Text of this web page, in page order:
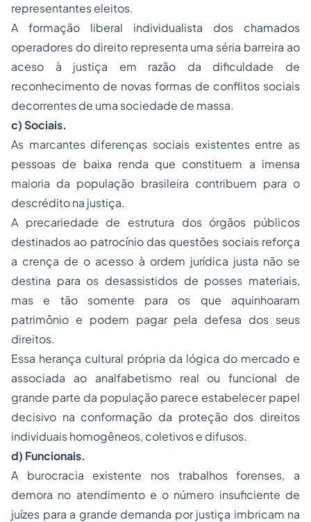
representantes eleitos.
A formação liberal individualista dos chamados
operadores do direito representa uma séria barreira ao
aceso à justiça em razão da dificuldade de
reconhecimento de novas formas de conflitos sociais
decorrentes de uma sociedade de massa.
c) Sociais.
As marcantes diferenças sociais existentes entre as
pessoas de baixa renda que constituem a imensa
maioria da população brasileira contribuem para o
descrédito na justiça.
A precariedade de estrutura dos órgãos públicos
destinados ao patrocínio das questões sociais reforça
a crença de o acesso à ordem jurídica justa não se
destina para os desassistidos de posses materiais,
mas e tão somente para os que aquinhoaram
patrimônio e podem pagar pela defesa dos seus
direitos.
Essa herança cultural própria da lógica do mercado e
associada ao analfabetismo real ou funcional de
grande parte da população parece estabelecer papel
decisivo na conformação da proteção dos direitos
individuais homogêneos, coletivos e difusos.
d) Funcionais.
A burocracia existente nos trabalhos forenses, a
demora no atendimento e o número insuficiente de
juízes para a grande demanda por justiça imbricam na